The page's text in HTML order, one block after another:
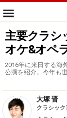
主要クラシ
オケ&オペ
2016年に来日する海
公演を紹介。今年も
大塚 晋
クラシッ